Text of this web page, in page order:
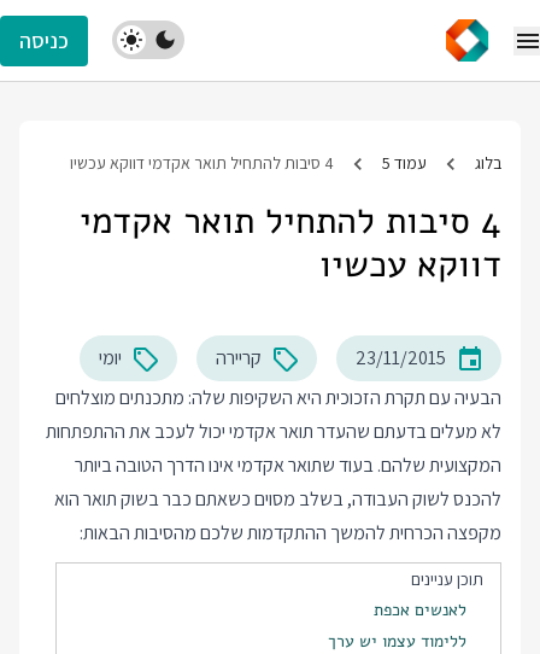
כניסה
בלוג עמוד 5 4 סיבות להתחיל תואר אקדמי דווקא עכשיו
4 סיבות להתחיל תואר אקדמי
דווקא עכשיו
23/11/2015 קריירה
יומי
הבעיה עם תקרת הזכוכית היא השקיפות שלה: מתכנתים מוצלחים
לא מעלים בדעתם שהעדר תואר אקדמי יכול לעכב את ההתפתחות
המקצועית שלהם. בעוד שתואר אקדמי אינו הדרך הטובה ביותר
להכנס לשוק העבודה, בשלב מסוים כשאתם כבר בשוק תואר הוא
מקפצה הכרחית להמשך ההתקדמות שלכם מהסיבות הבאות:
תוכן עניינים
לאנשים אכפת
ללימוד עצמו יש ערך